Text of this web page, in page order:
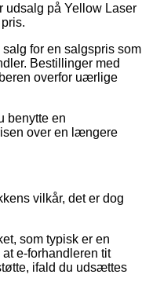
udsalg på Yellow Laser
for en salgspris som
Bestillinger med
overfor uærlige
benytte en
over en længere
vilkår, det er dog
som typisk er en
e-forhandleren tit
ifald du udsættes